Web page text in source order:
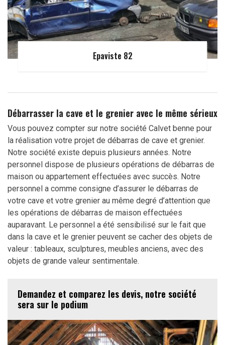
Epaviste 82
Débarrasser la cave et le grenier avec le même sérieux
Vous pouvez compter sur notre société Calvet benne pour
la réalisation votre projet de débarras de cave et grenier.
Notre société existe depuis plusieurs années. Notre
personnel dispose de plusieurs opérations de débarras de
maison ou appartement effectuées avec succès. Notre
personnel a comme consigne d’assurer le débarras de
votre cave et votre grenier au même degré d’attention que
les opérations de débarras de maison effectuées
auparavant. Le personnel a été sensibilisé sur le fait que
dans la cave et le grenier peuvent se cacher des objets de
valeur : tableaux, sculptures, meubles anciens, avec des
objets de grande valeur sentimentale.
Demandez et comparez les devis, notre société
sera sur le podium